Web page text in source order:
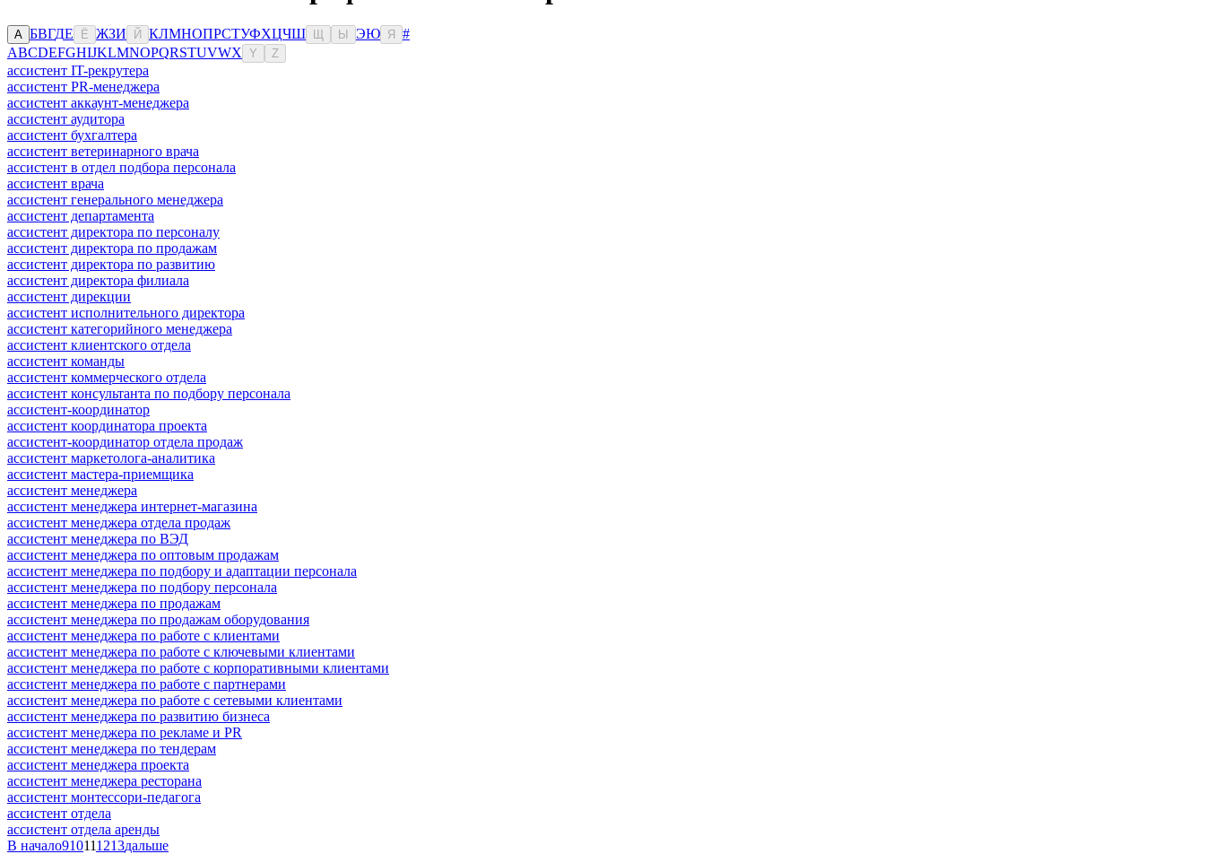
А БВГДЕ Ё ЖЗИ Й КЛМНОПРСТУФХЦЧШ Ы ЭЮ Я
#
ABCDEFGHIJKLMNOPQRSTUVWX Y Z
ассистент IT-рекрутера
ассистент PR-менеджера
ассистент аккаунт-менеджера
ассистент аудитора
ассистент бухгалтера
ассистент ветеринарного врача
ассистент в отдел подбора персонала
ассистент врача
ассистент генерального менеджера
ассистент департамента
ассистент директора по персоналу
ассистент директора по продажам
ассистент директора по развитию
ассистент директора филиала
ассистент дирекции
ассистент исполнительного директора
ассистент категорийного менеджера
ассистент клиентского отдела
ассистент команды
ассистент коммерческого отдела
ассистент консультанта по подбору персонала
ассистент-координатор
ассистент координатора проекта
ассистент-координатор отдела продаж
ассистент маркетолога-аналитика
ассистент мастера-приемщика
ассистент менеджера
ассистент менеджера интернет-магазина
ассистент менеджера отдела продаж
ассистент менеджера по ВЭД
ассистент менеджера по оптовым продажам
ассистент менеджера по подбору и адаптации персонала
ассистент менеджера по подбору персонала
ассистент менеджера по продажам
ассистент менеджера по продажам оборудования
ассистент менеджера по работе с клиентами
ассистент менеджера по работе с ключевыми клиентами
ассистент менеджера по работе с корпоративными клиентами
ассистент менеджера по работе с партнерами
ассистент менеджера по работе с сетевыми клиентами
ассистент менеджера по развитию бизнеса
ассистент менеджера по рекламе и PR
ассистент менеджера по тендерам
ассистент менеджера проекта
ассистент менеджера ресторана
ассистент монтессори-педагога
ассистент отдела
ассистент отдела аренды
В начало910111213дальше